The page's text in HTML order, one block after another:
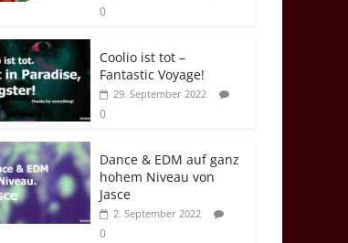
0
Coolio ist tot –
Fantastic Voyage!
29. September 2022
0
Dance & EDM auf ganz
hohem Niveau von
Jasce
2. September 2022
0